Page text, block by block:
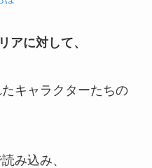
アに対して、
キャラクターたちの
み込み、